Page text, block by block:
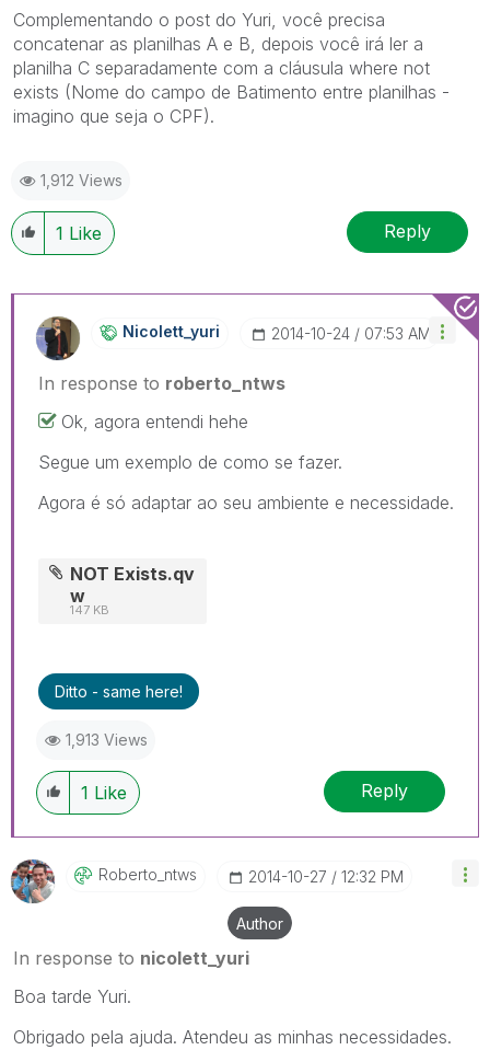
Complementando o post do Yuri, você precisa
concatenar as planilhas A e B, depois você irá ler a
planilha C separadamente com a cláusula where not
exists (Nome do campo de Batimento entre planilhas -
imagino que seja o CPF).
1,912 Views
1 Like Reply
Nicolett_yuri ‎2014-10-24 07:53 AM
In response to roberto_ntws
Ok, agora entendi hehe
Segue um exemplo de como se fazer.
Agora é só adaptar ao seu ambiente e necessidade.
NOT Exists.qv
w
147 KB
Ditto - same here!
1,913 Views
1 Like Reply
Roberto_ntws ‎2014-10-27 12:32 PM
Author
In response to nicolett_yuri
Boa tarde Yuri.
Obrigado pela ajuda. Atendeu as minhas necessidades.